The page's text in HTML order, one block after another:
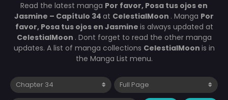
Read the latest manga Por favor, Posa tus ojos en
Jasmine – Capítulo 34 at CelestialMoon . Manga Por
favor, Posa tus ojos en Jasmine is always updated at
CelestialMoon . Dont forget to read the other manga
updates. A list of manga collections CelestialMoon is in
the Manga List menu.